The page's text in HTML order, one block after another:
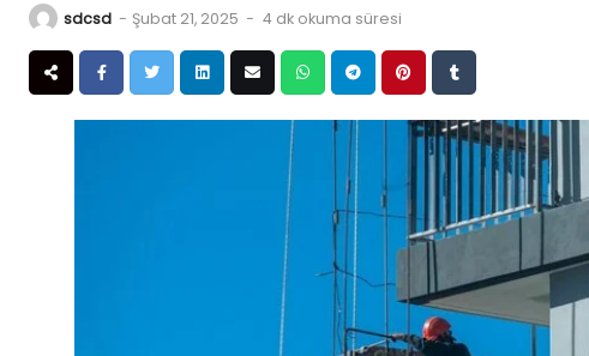
sdcsd - Şubat 21, 2025 - 4 dk okuma süresi